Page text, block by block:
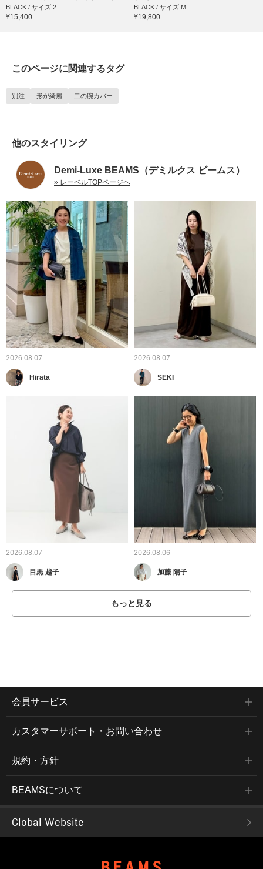
BLACK / サイズ 2
¥15,400
BLACK / サイズ M
¥19,800
このページに関連するタグ
別注 形が綺麗 二の腕カバー
他のスタイリング
Demi-Luxe BEAMS（デミルクス ビームス）
» レーベルTOPページへ
2026.08.07
Hirata
2026.08.07
SEKI
2026.08.07
目黒 越子
2026.08.06
加藤 陽子
もっと見る
会員サービス
カスタマーサポート・お問い合わせ
規約・方針
BEAMSについて
Global Website